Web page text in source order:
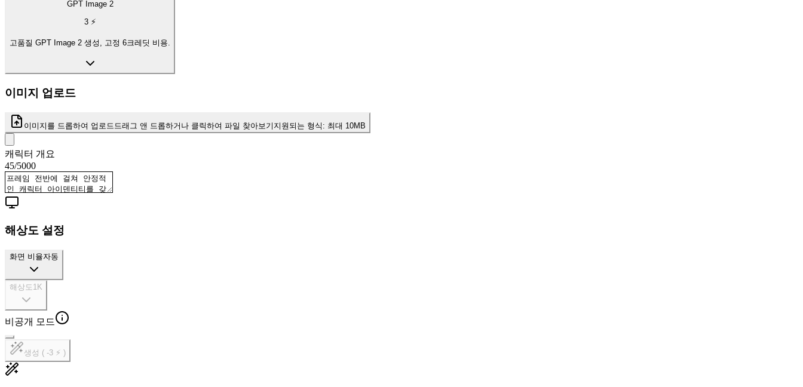
GPT Image 2
3⚡
고품질 GPT Image 2 생성, 고정 6크레딧 비용.
이미지 업로드
이미지를 드롭하여 업로드 드래그 앤 드롭하거나 클릭하여 파일 찾아보기 지원되는 형식: 최대 10MB
캐릭터 개요
45/5000
해상도 설정
화면 비율자동
해상도1K
비공개 모드
생성 ( -3 ⚡ )